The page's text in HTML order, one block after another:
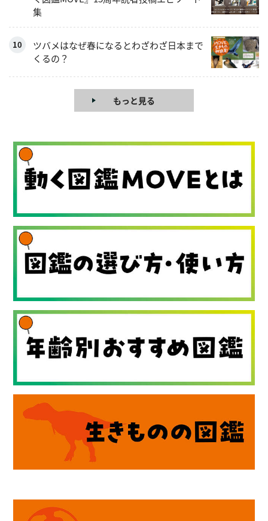
集
ツバメはなぜ春になるとわざわざ日本まで
くるの？
もっと見る